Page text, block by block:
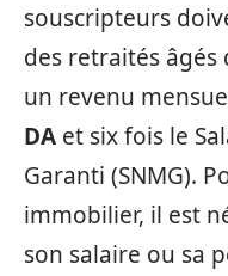
souscripteurs
des retraités âgés
un revenu
DA et six fois le
Garanti (SNMG).
immobilier, il est
son salaire ou sa